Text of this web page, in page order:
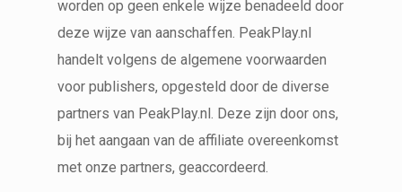
worden op geen enkele wijze benadeeld door
deze wijze van aanschaffen. PeakPlay.nl
handelt volgens de algemene voorwaarden
voor publishers, opgesteld door de diverse
partners van PeakPlay.nl. Deze zijn door ons,
bij het aangaan van de affiliate overeenkomst
met onze partners, geaccordeerd.